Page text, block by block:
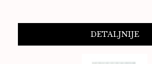
DETALJNIJE